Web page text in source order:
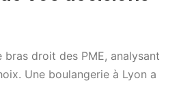
bras droit des PME, analysant
Une boulangerie à Lyon a